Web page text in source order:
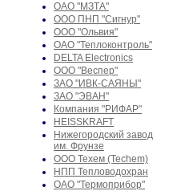
ОАО "МЗТА"
ООО ПНП "Сигнур"
ООО "Ольвия"
ОАО "Теплоконтроль"
DELTA Electronics
ООО "Веспер"
ЗАО "ИВК-САЯНЫ"
ЗАО "ЭВАН"
Компания "РИФАР"
HEISSKRAFT
Нижегородский завод
им. Фрунзе
ООО Техем (Techem)
НПП Тепловодохран
ОАО "Термоприбор"